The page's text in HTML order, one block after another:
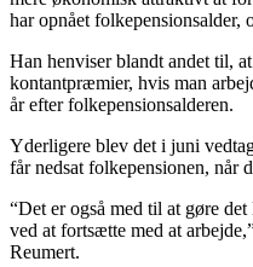
har opnået folkepensionsalder,
Han henviser blandt andet til,
kontantpræmier, hvis man
år efter folkepensionsalderen.
Yderligere blev det i juni
får nedsat folkepensionen, når
“Det er også med til at gøre
ved at fortsætte med at
Reumert.